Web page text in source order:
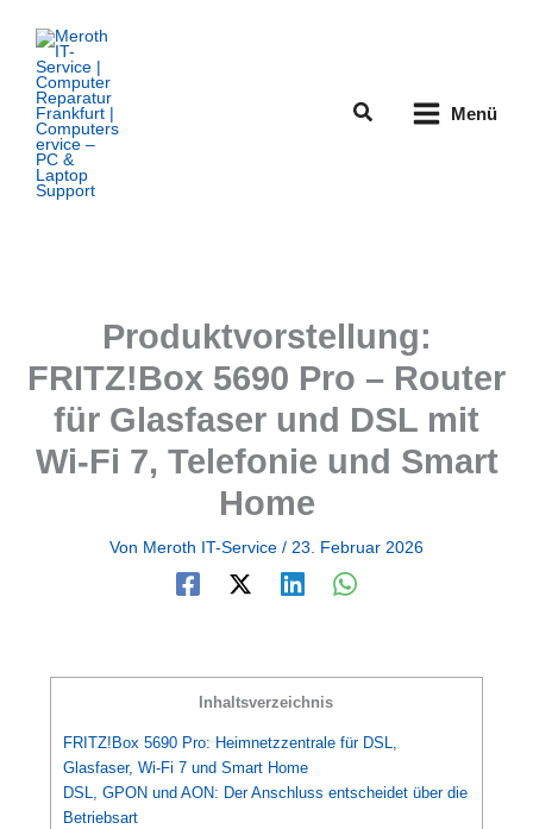
Inhalt
springen
Suchen Menü
Produktvorstellung:
FRITZ!Box 5690 Pro – Router
für Glasfaser und DSL mit
Wi-Fi 7, Telefonie und Smart
Home
Von Meroth IT-Service / 23. Februar 2026
Inhaltsverzeichnis
FRITZ!Box 5690 Pro: Heimnetzzentrale für DSL,
Glasfaser, Wi-Fi 7 und Smart Home
DSL, GPON und AON: Der Anschluss entscheidet über die
Betriebsart